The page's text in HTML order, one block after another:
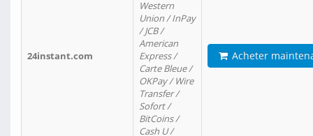
24instant.com
Western
Union / InPay
/ JCB /
American
Express /
Carte Bleue /
OKPay / Wire
Transfer /
Sofort /
BitCoins /
Cash U /
Acheter